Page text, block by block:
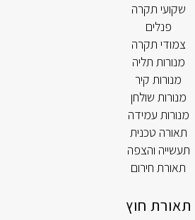
שקועי תקרה
פנלים
צמודי תקרה
מנורות תליה
מנורות קיר
מנורות שולחן
מנורות עמידה
תאורה טכנית
תעשייה והצפה
תאורת חירום
תאורת חוץ